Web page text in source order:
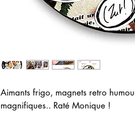
Aimants frigo, magnets retro
magnifiques.. Raté Monique !